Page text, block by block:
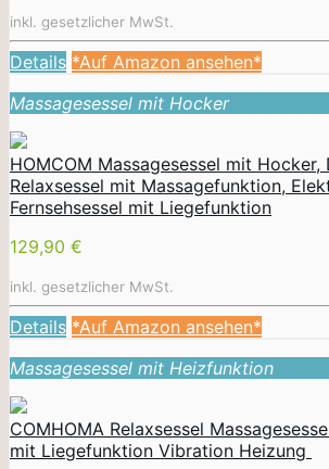
inkl. gesetzlicher MwSt.
Details *Auf Amazon ansehen*
Massagesessel mit Hocker
HOMCOM Massagesessel mit Hocker,
Relaxsessel mit Massagefunktion,
Fernsehsessel mit Liegefunktion
129,90 €
inkl. gesetzlicher MwSt.
Details *Auf Amazon ansehen*
Massagesessel mit Heizfunktion
COMHOMA Relaxsessel
mit Liegefunktion Vibration Heizung